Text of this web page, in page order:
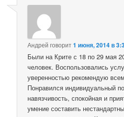
Андрей говорит1 июня, 2014 в
Были на Крите с 18 по 29 мая
человек. Воспользовались
уверенностью рекомендую
Понравился индивидуальный
навязчивость, спокойная и
умение составить